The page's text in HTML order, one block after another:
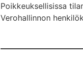
Poikkeuksellisissa
Verohallinnon